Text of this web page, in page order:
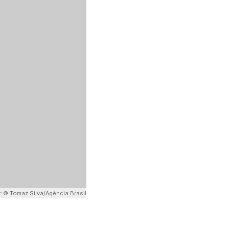
© Tomaz Silva/Agência Brasil